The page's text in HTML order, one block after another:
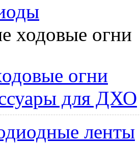
ходовые огни
огни
для ДХО
ленты